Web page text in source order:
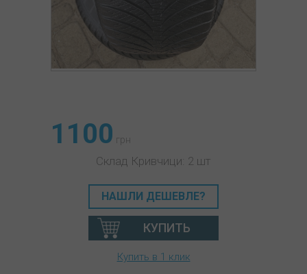
1100 грн
Склад Кривчици: 2 шт
НАШЛИ ДЕШЕВЛЕ?
КУПИТЬ
Купить в 1 клик